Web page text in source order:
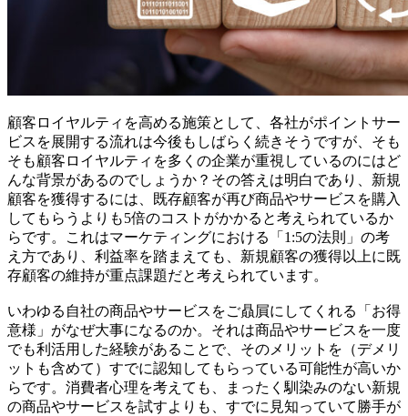
顧客ロイヤルティを高める施策として、各社がポイントサー
ビスを展開する流れは今後もしばらく続きそうですが、そも
そも顧客ロイヤルティを多くの企業が重視しているのにはど
んな背景があるのでしょうか？その答えは明白であり、新規
顧客を獲得するには、既存顧客が再び商品やサービスを購入
してもらうよりも5倍のコストがかかると考えられているか
らです。これはマーケティングにおける「1:5の法則」の考
え方であり、利益率を踏まえても、新規顧客の獲得以上に既
存顧客の維持が重点課題だと考えられています。
いわゆる自社の商品やサービスをご贔屓にしてくれる「お得
意様」がなぜ大事になるのか。それは商品やサービスを一度
でも利活用した経験があることで、そのメリットを（デメリ
ットも含めて）すでに認知してもらっている可能性が高いか
らです。消費者心理を考えても、まったく馴染みのない新規
の商品やサービスを試すよりも、すでに見知っていて勝手が